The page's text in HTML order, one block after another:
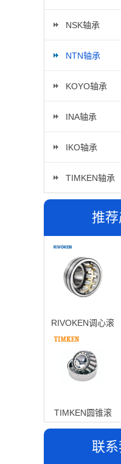
NSK轴承
NTN轴承
KOYO轴承
INA轴承
IKO轴承
TIMKEN轴承
推
RIVOKEN调心滚
子轴承
TIMKEN圆锥滚
子轴承
联